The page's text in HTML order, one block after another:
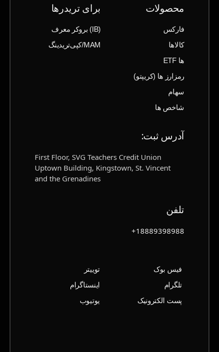
محصولات
فارکس
کالاها
ها ETF
رمزارز ها (‌کریپتو)
سهام
شاخص ها
برای تریدرها
(IB) بروکر معرف
MAM/کپی‌تریدینگ
آدرس ثبت‌:
First Floor, SVG Teachers Credit Union
Uptown Building, Kingstown, St. Vincent
and the Grenadines
تلفن
18889398988+
فیس بوک
تلگرام
پست الکترونیک
توییتر
اینستاگرام
یوتیوب